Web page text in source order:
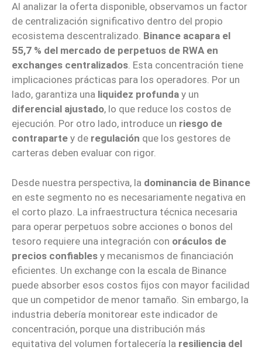
Al analizar la oferta disponible, observamos un factor
de centralización significativo dentro del propio
ecosistema descentralizado. Binance acapara el
55,7 % del mercado de perpetuos de RWA en
exchanges centralizados. Esta concentración tiene
implicaciones prácticas para los operadores. Por un
lado, garantiza una liquidez profunda y un
diferencial ajustado, lo que reduce los costos de
ejecución. Por otro lado, introduce un riesgo de
contraparte y de regulación que los gestores de
carteras deben evaluar con rigor.
Desde nuestra perspectiva, la dominancia de Binance
en este segmento no es necesariamente negativa en
el corto plazo. La infraestructura técnica necesaria
para operar perpetuos sobre acciones o bonos del
tesoro requiere una integración con oráculos de
precios confiables y mecanismos de financiación
eficientes. Un exchange con la escala de Binance
puede absorber esos costos fijos con mayor facilidad
que un competidor de menor tamaño. Sin embargo, la
industria debería monitorear este indicador de
concentración, porque una distribución más
equitativa del volumen fortalecería la resiliencia del